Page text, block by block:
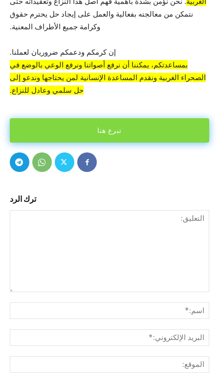
نتمكن من معالجته بفعالية والعمل على إيجاد حل يحترم حقوق
وكرامة جميع الأطراف المعنية.
إن كرمكم ودعمكم ضروريان لعملنا.
بمساعدتكم، يمكننا أن نرفع أصواتنا ونرفع الوعي بالوضع في
الصحراء الغربية ونقدم المساعدة الإنسانية لمن يحتاجها وندعو إلى
حل سلمي وعادل للنزاع.
تبرع هنا
ترك الرد